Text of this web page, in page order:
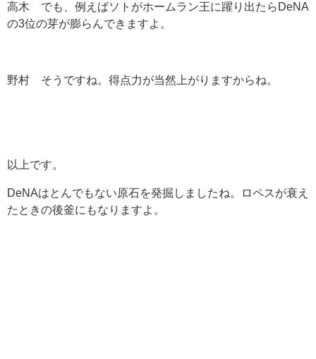
高木 でも、例えばソトがホームラン王に躍り出たらDeNA
の3位の芽が膨らんできますよ。
野村 そうですね。得点力が当然上がりますからね。
以上です。
DeNAはとんでもない原石を発掘しましたね。ロペスが衰え
たときの後釜にもなりますよ。